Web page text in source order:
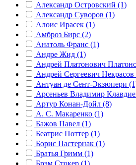
Александр Островский (1)
Александр Суворов (1)
Алоис Ирасек (1)
Амброз Бирс (2)
Анатоль Франс (1)
Андре Жид (1)
Андрей Платонович
Андрей Сергеевич Некрасов
Антуан де Сент-Экзюпери
Арсеньев Владимир
Артур Конан-Дойл (8)
А. С. Макаренко (1)
Бажов Павел (1)
Беатрис Поттер (1)
Борис Пастернак (1)
Братья Гримм (1)